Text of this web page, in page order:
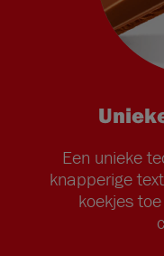
Een unieke
knapperige
koekjes